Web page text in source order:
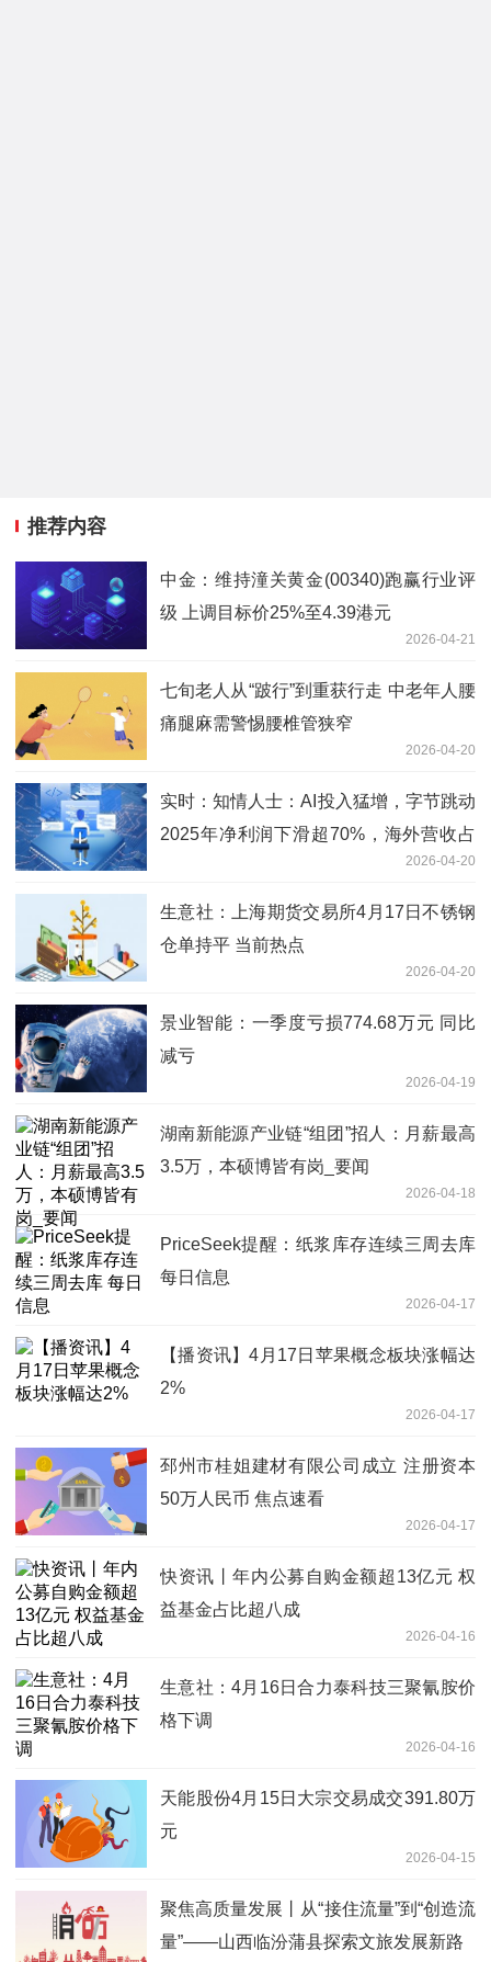
推荐内容
中金：维持潼关黄金(00340)跑赢行业评
级 上调目标价25%至4.39港元
2026-04-21
七旬老人从“跛行”到重获行走 中老年人腰
痛腿麻需警惕腰椎管狭窄
2026-04-20
实时：知情人士：AI投入猛增，字节跳动
2025年净利润下滑超70%，海外营收占
2026-04-20
生意社：上海期货交易所4月17日不锈钢
仓单持平 当前热点
2026-04-20
景业智能：一季度亏损774.68万元 同比
减亏
2026-04-19
湖南新能源产业链“组团”招人：月薪最高
3.5万，本硕博皆有岗_要闻
2026-04-18
PriceSeek提醒：纸浆库存连续三周去库
每日信息
2026-04-17
【播资讯】4月17日苹果概念板块涨幅达
2%
2026-04-17
邳州市桂姐建材有限公司成立 注册资本
50万人民币 焦点速看
2026-04-17
快资讯丨年内公募自购金额超13亿元 权
益基金占比超八成
2026-04-16
生意社：4月16日合力泰科技三聚氰胺价
格下调
2026-04-16
天能股份4月15日大宗交易成交391.80万
元
2026-04-15
聚焦高质量发展丨从“接住流量”到“创造流
量”——山西临汾蒲县探索文旅发展新路